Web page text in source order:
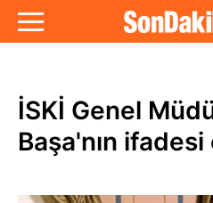
İSKİ Genel
Başa'nın ifadesi